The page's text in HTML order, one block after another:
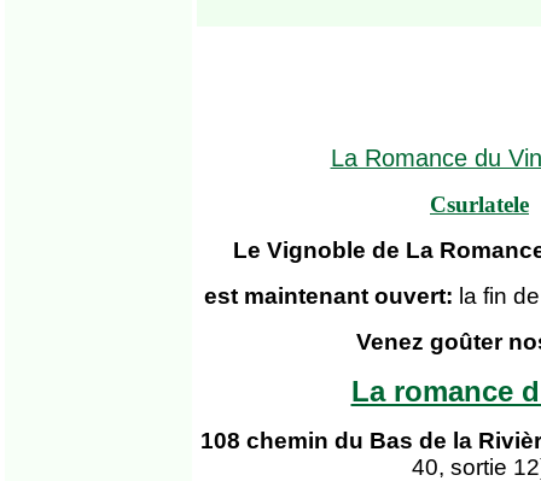
La Romance du Vin
Csurlatele
Le Vignoble de La
est maintenant ouvert: la fin
Venez goûter
La romance
108 chemin du Bas de la
40, sortie